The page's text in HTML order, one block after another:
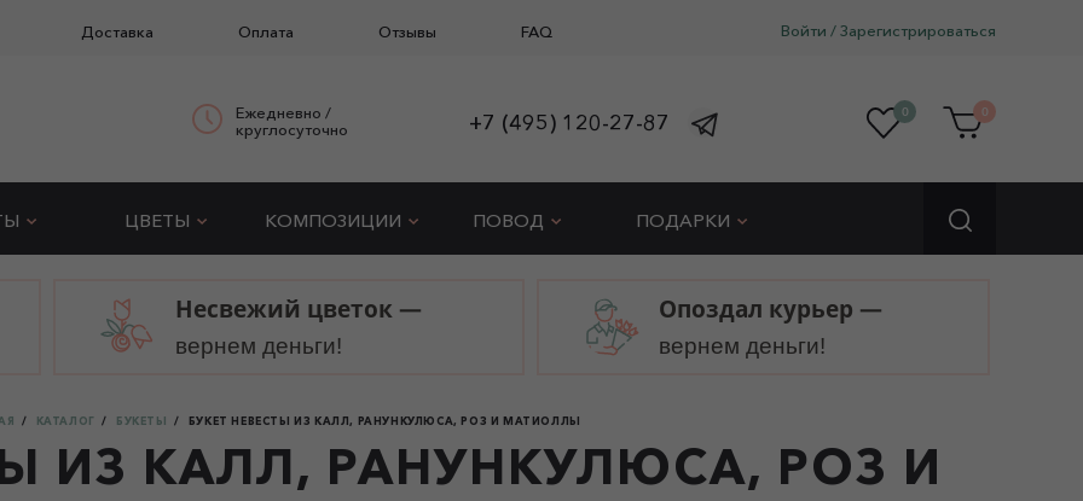
Доставка Оплата Отзывы FAQ Войти /Зарегистрироваться
Ежедневно /
круглосуточно
+7 (495) 120-27-87 0 0
ЦВЕТЫ КОМПОЗИЦИИ ПОВОД ПОДАРКИ
Несвежий цветок —
вернем деньги!
Опоздал курьер —
вернем деньги!
КАТАЛОГ БУКЕТЫ БУКЕТ НЕВЕСТЫ ИЗ КАЛЛ, РАНУНКУЛЮСА, РОЗ И МАТИОЛЛЫ
ИЗ КАЛЛ, РАНУНКУЛЮСА, РОЗ И